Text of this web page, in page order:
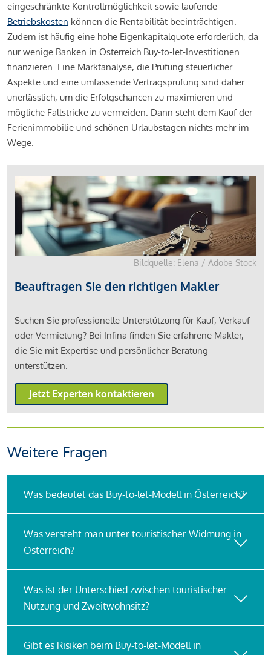
eingeschränkte Kontrollmöglichkeit sowie laufende
Betriebskosten können die Rentabilität beeinträchtigen.
Zudem ist häufig eine hohe Eigenkapitalquote erforderlich, da
nur wenige Banken in Österreich Buy-to-let-Investitionen
finanzieren. Eine Marktanalyse, die Prüfung steuerlicher
Aspekte und eine umfassende Vertragsprüfung sind daher
unerlässlich, um die Erfolgschancen zu maximieren und
mögliche Fallstricke zu vermeiden. Dann steht dem Kauf der
Ferienimmobilie und schönen Urlaubstagen nichts mehr im
Wege.
Bildquelle: Elena / Adobe Stock
Beauftragen Sie den richtigen Makler
Suchen Sie professionelle Unterstützung für Kauf, Verkauf
oder Vermietung? Bei Infina finden Sie erfahrene Makler,
die Sie mit Expertise und persönlicher Beratung
unterstützen.
Jetzt Experten kontaktieren
Weitere Fragen
Was bedeutet das Buy-to-let-Modell in Österreich?
Was versteht man unter touristischer Widmung in
Österreich?
Was ist der Unterschied zwischen touristischer
Nutzung und Zweitwohnsitz?
Gibt es Risiken beim Buy-to-let-Modell in